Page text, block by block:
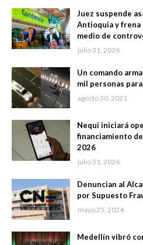
Juez suspende
Antioquia y frena
medio de
julio 31, 2026
Un comando
mil personas
agosto 30, 2021
Nequi iniciará
financiamiento
2026
julio 31, 2026
Denuncian al
por Supuesto
mayo 25, 2024
Medellín vibró